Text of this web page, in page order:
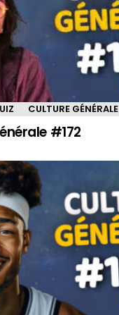
CULTURE GÉNÉRALE
#172